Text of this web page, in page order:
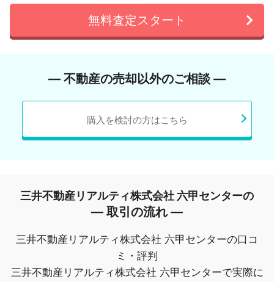
無料査定スタート
― 不動産の売却以外のご相談 ―
購入を検討の方はこちら
三井不動産リアルティ株式会社 六甲センターの
― 取引の流れ ―
三井不動産リアルティ株式会社 六甲センターの口コ
ミ・評判
三井不動産リアルティ株式会社 六甲センターで実際に